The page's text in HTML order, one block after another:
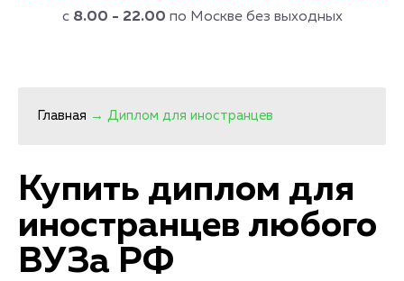
с 8.00 - 22.00 по Москве без выходных
Главная → Диплом для иностранцев
Купить диплом для
иностранцев любого
ВУЗа РФ